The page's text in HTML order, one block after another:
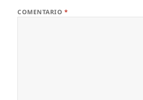
COMENTARIO *